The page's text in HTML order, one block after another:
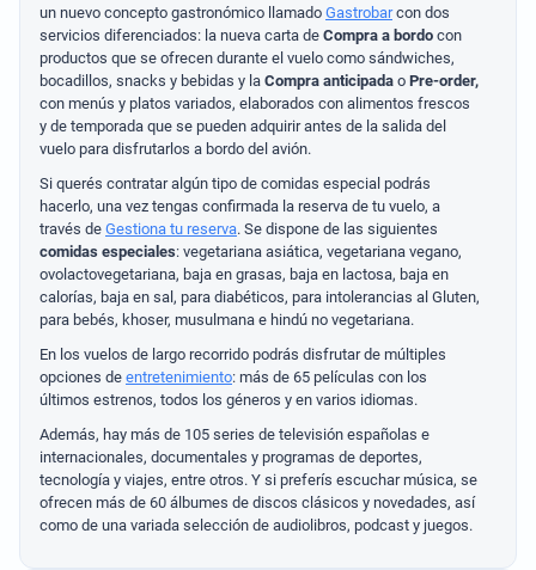
un nuevo concepto gastronómico llamado Gastrobarcon dos
servicios diferenciados: la nueva carta de Compra a bordo con
productos que se ofrecen durante el vuelo como sándwiches,
bocadillos, snacks y bebidas y la Compra anticipada o Pre-order,
con menús y platos variados, elaborados con alimentos frescos
y de temporada que se pueden adquirir antes de la salida del
vuelo para disfrutarlos a bordo del avión.
Si querés contratar algún tipo de comidas especial podrás
hacerlo, una vez tengas confirmada la reserva de tu vuelo, a
través de Gestiona tu reserva. Se dispone de las siguientes
comidas especiales: vegetariana asiática, vegetariana vegano,
ovolactovegetariana, baja en grasas, baja en lactosa, baja en
calorías, baja en sal, para diabéticos, para intolerancias al Gluten,
para bebés, khoser, musulmana e hindú no vegetariana.
En los vuelos de largo recorrido podrás disfrutar de múltiples
opciones de entretenimiento: más de 65 películas con los
últimos estrenos, todos los géneros y en varios idiomas.
Además, hay más de 105 series de televisión españolas e
internacionales, documentales y programas de deportes,
tecnología y viajes, entre otros. Y si preferís escuchar música, se
ofrecen más de 60 álbumes de discos clásicos y novedades, así
como de una variada selección de audiolibros, podcast y juegos.